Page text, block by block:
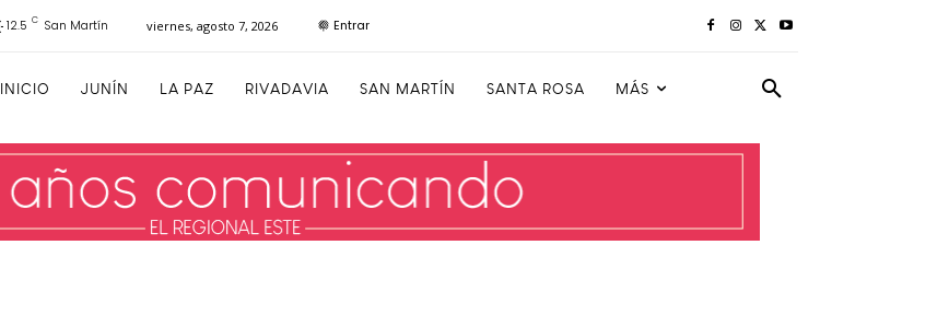
12.5 C San Martín viernes, agosto 7, 2026 Entrar
INICIO JUNÍN LA PAZ RIVADAVIA SAN MARTÍN SANTA ROSA MÁS